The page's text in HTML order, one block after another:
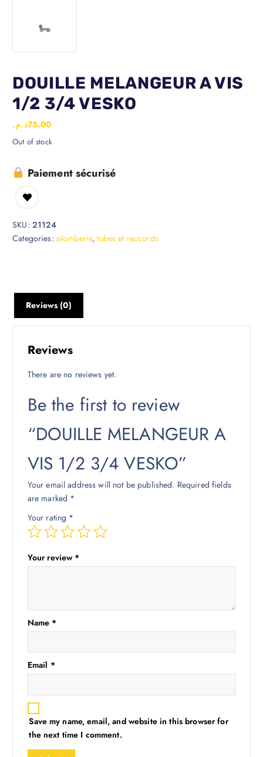
DOUILLE MELANGEUR A VIS
1/2 3/4 VESKO
75.00د.م.
Out of stock
Paiement sécurisé
SKU: 21124
Categories: plomberie,tubes et raccords
Reviews (0)
Reviews
There are no reviews yet.
Be the first to review
“DOUILLE MELANGEUR A
VIS 1/2 3/4 VESKO”
Your email address will not be published. Required fields
are marked *
Your rating *
Your review *
Name *
Email *
Save my name, email, and website in this browser for
the next time I comment.